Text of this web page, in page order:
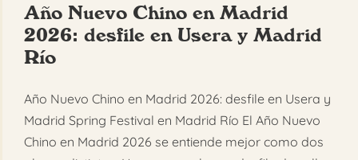
Año Nuevo Chino en Madrid
2026: desfile en Usera y Madrid
Río
Año Nuevo Chino en Madrid 2026: desfile en Usera y
Madrid Spring Festival en Madrid Río El Año Nuevo
Chino en Madrid 2026 se entiende mejor como dos